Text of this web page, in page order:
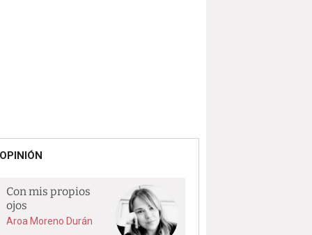
OPINIÓN
Con mis propios
ojos
Aroa Moreno Durán